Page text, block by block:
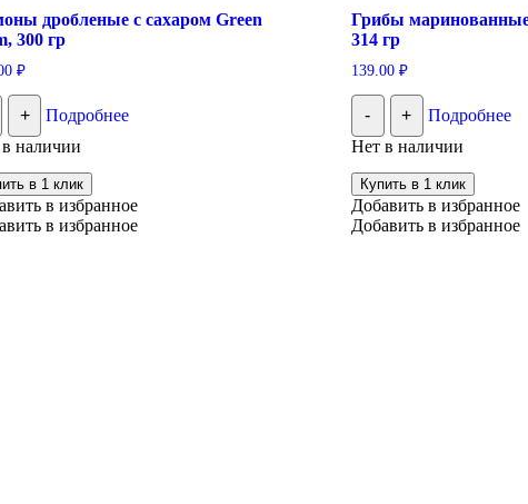
дробленые с сахаром Green
300 гр
₽
+
Подробнее
наличии
в 1 клик
в избранное
в избранное
Грибы маринованные
314 гр
139.00 ₽
- +
Подробнее
Нет в наличии
Купить в 1 клик
Добавить в избранное
Добавить в избранное